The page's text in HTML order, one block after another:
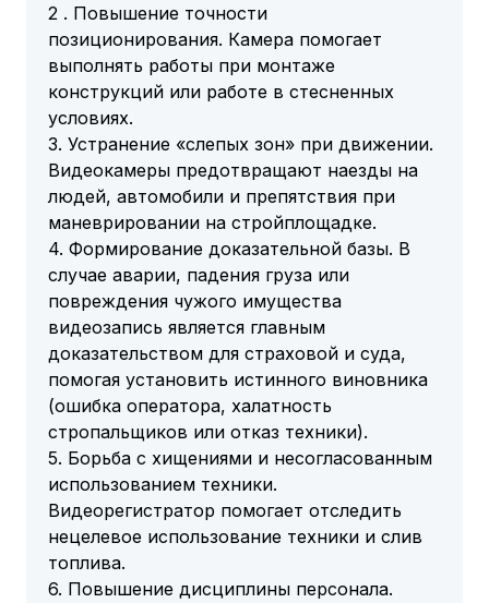
2 . Повышение точности
позиционирования. Камера помогает
выполнять работы при монтаже
конструкций или работе в стесненных
условиях.
3. Устранение «слепых зон» при движении.
Видеокамеры предотвращают наезды на
людей, автомобили и препятствия при
маневрировании на стройплощадке.
4. Формирование доказательной базы. В
случае аварии, падения груза или
повреждения чужого имущества
видеозапись является главным
доказательством для страховой и суда,
помогая установить истинного виновника
(ошибка оператора, халатность
стропальщиков или отказ техники).
5. Борьба с хищениями и несогласованным
использованием техники.
Видеорегистратор помогает отследить
нецелевое использование техники и слив
топлива.
6. Повышение дисциплины персонала.